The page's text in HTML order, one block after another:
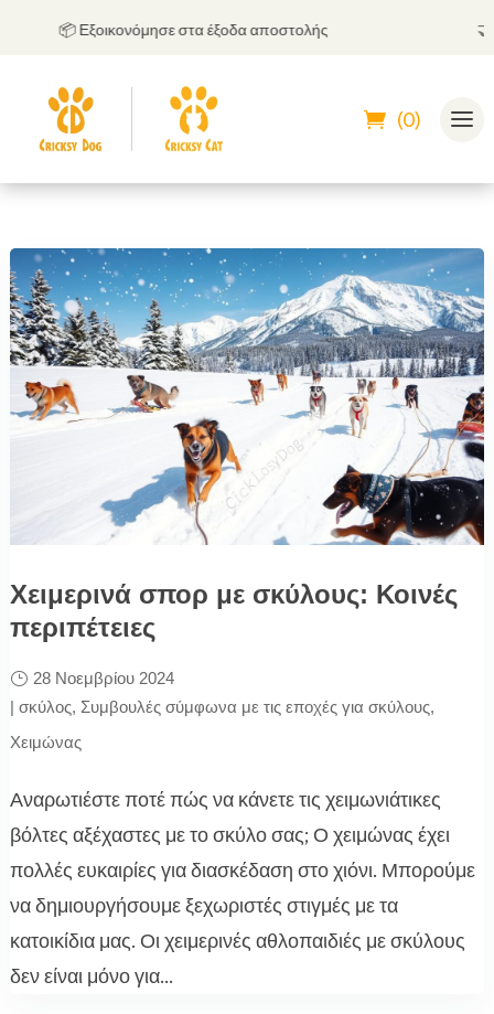
📦 Εξοικονόμησε στα έξοδα αποστολής
(0)
Χειμερινά σπορ με σκύλους: Κοινές
περιπέτειες
28 Νοεμβρίου 2024
| σκύλος, Συμβουλές σύμφωνα με τις εποχές για σκύλους,
Χειμώνας
Αναρωτιέστε ποτέ πώς να κάνετε τις χειμωνιάτικες
βόλτες αξέχαστες με το σκύλο σας; Ο χειμώνας έχει
πολλές ευκαιρίες για διασκέδαση στο χιόνι. Μπορούμε
να δημιουργήσουμε ξεχωριστές στιγμές με τα
κατοικίδια μας. Οι χειμερινές αθλοπαιδιές με σκύλους
δεν είναι μόνο για...